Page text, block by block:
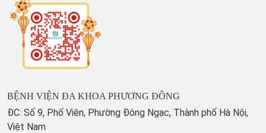
BỆNH VIỆN ĐA KHOA PHƯƠNG ĐÔNG
ĐC: Số 9, Phố Viên, Phường Đông Ngạc, Thành phố Hà Nội,
Việt Nam